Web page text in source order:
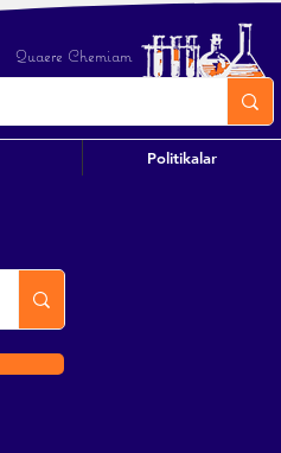
Quaere Chemiam
Politikalar